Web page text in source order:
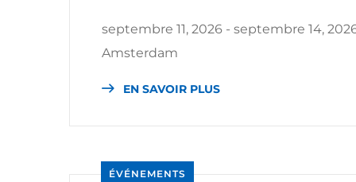
septembre 11, 2026 - septembre 14,
Amsterdam
EN SAVOIR PLUS
ÉVÉNEMENTS